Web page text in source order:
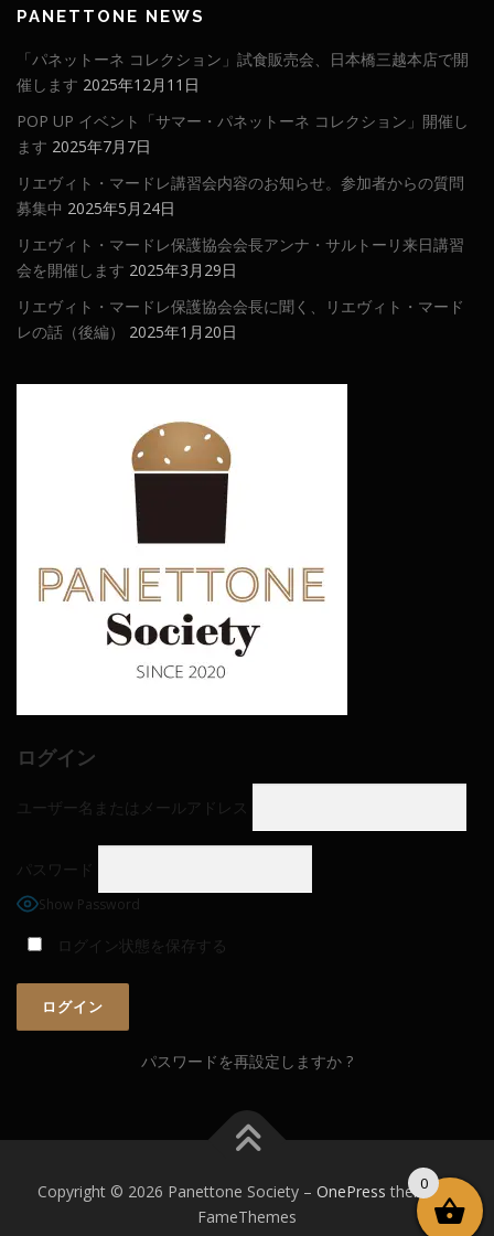
PANETTONE NEWS
「パネットーネ コレクション」試食販売会、日本橋三越本店で開
催します 2025年12月11日
POP UP イベント「サマー・パネットーネ コレクション」開催し
ます 2025年7月7日
リエヴィト・マードレ講習会内容のお知らせ。参加者からの質問
募集中 2025年5月24日
リエヴィト・マードレ保護協会会長アンナ・サルトーリ来日講習
会を開催します 2025年3月29日
リエヴィト・マードレ保護協会会長に聞く、リエヴィト・マード
レの話（後編）
2025年1月20日
ログイン
ユーザー名またはメールアドレス
パスワード
Show Password
ログイン状態を保存する
パスワードを再設定しますか ?
Copyright © 2026 Panettone Society – OnePress theme by
FameThemes
0